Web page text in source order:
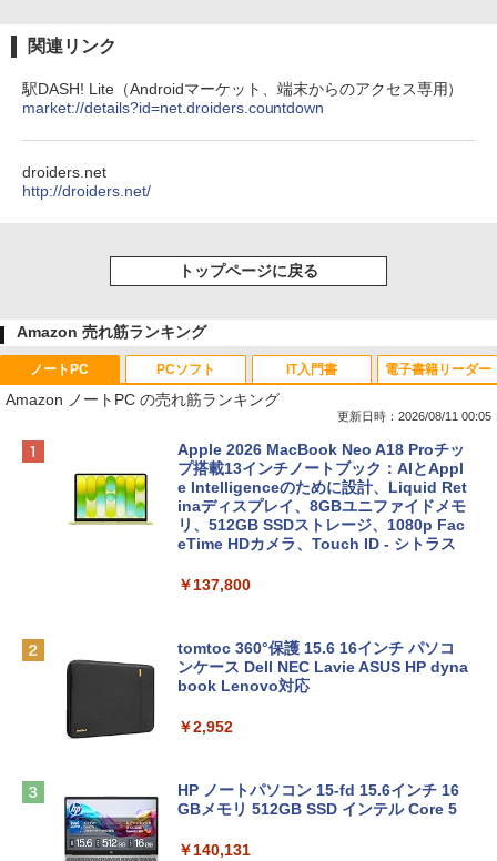
関連リンク
駅DASH! Lite（Androidマーケット、端末からのアクセス専用）
market://details?id=net.droiders.countdown
droiders.net
http://droiders.net/
トップページに戻る
Amazon 売れ筋ランキング
ノートPC
Amazon ノートPC の売れ筋ランキング
更新日時：2026/08/11 00:05
Apple 2026 MacBook Neo A18 Proチッ
プ搭載13インチノートブック：AIとAppl
e Intelligenceのために設計、Liquid Ret
inaディスプレイ、8GBユニファイドメモ
リ、512GB SSDストレージ、1080p Fac
eTime HDカメラ、Touch ID - シトラス
￥137,800
tomtoc 360°保護 15.6 16インチ パソコ
ンケース Dell NEC Lavie ASUS HP dyna
book Lenovo対応
￥2,952
HP ノートパソコン 15-fd 15.6インチ 16
GBメモリ 512GB SSD インテル Core 5
￥140,131
PCソフト IT入門書 電子書籍リーダー